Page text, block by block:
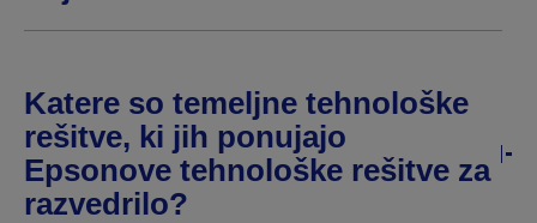
Katere so temeljne tehnološke
rešitve, ki jih ponujajo
Epsonove tehnološke rešitve za
razvedrilo?